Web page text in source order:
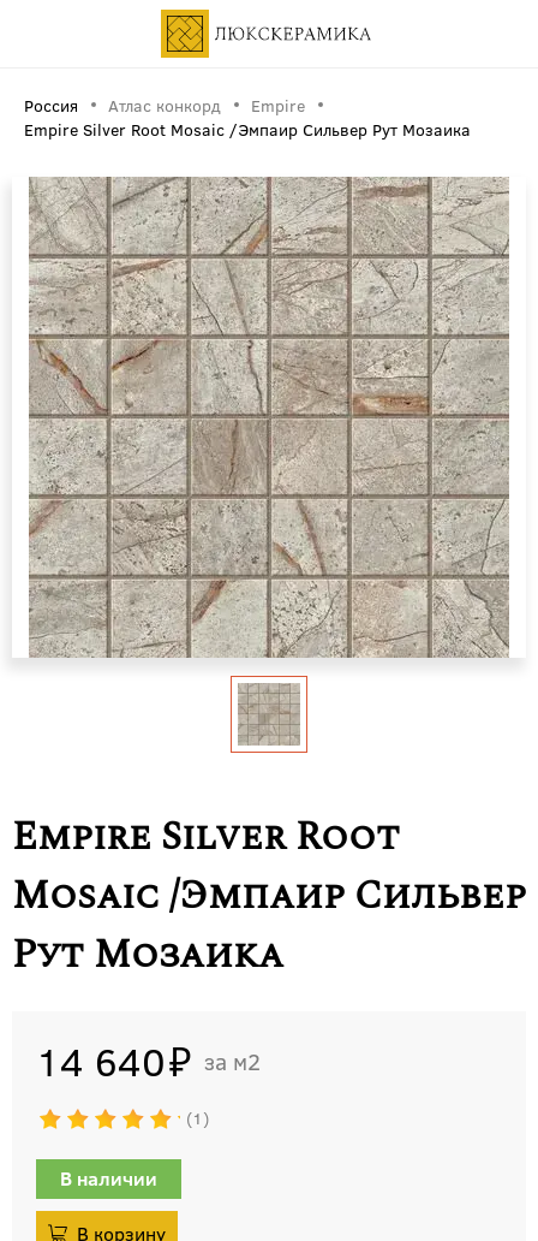
Россия Атлас конкорд
Empire
Empire Silver Root Mosaic /Эмпаир Сильвер Рут Мозаика
Empire Silver Root
Mosaic /Эмпаир Сильвер
Рут Мозаика
14 640 м2
1
В наличии